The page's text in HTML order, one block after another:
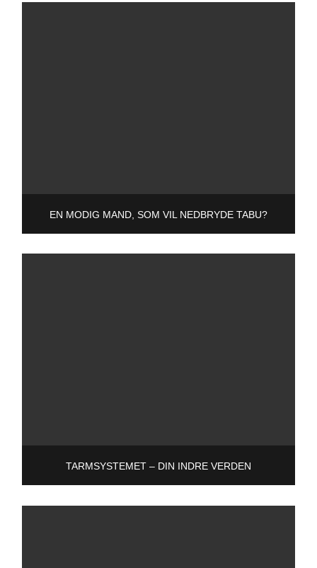
EN MODIG MAND, SOM VIL NEDBRYDE TABU?
TARMSYSTEMET – DIN INDRE VERDEN